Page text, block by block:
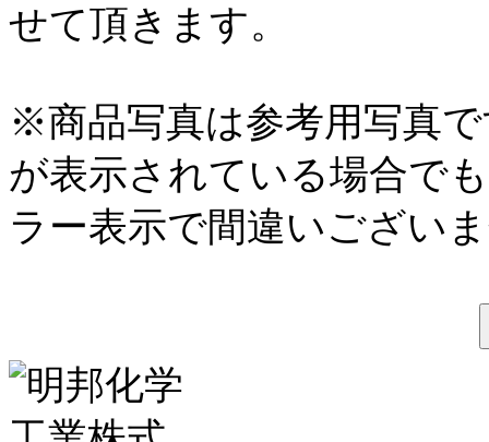
せて頂きます。
※商品写真は参考用写真
が表示されている場合で
ラー表示で間違いござい